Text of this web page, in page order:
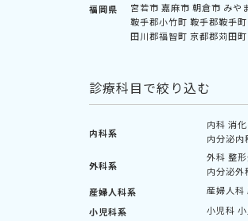
福岡県
宮若市 嘉麻市 朝倉市 みや
鞍手郡小竹町 鞍手郡鞍手町
田川郡福智町 京都郡苅田町
診療科目で絞り込む
内科系
内科 消
内分泌内
外科系
外科 整
内分泌外
産婦人科系
産婦人科
小児科系
小児科